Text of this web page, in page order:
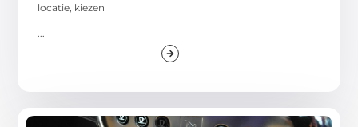
locatie, kiezen
...